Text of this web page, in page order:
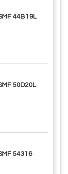
44B19L
50D20L
54316